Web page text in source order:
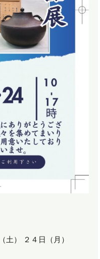
土） ２４日（月）